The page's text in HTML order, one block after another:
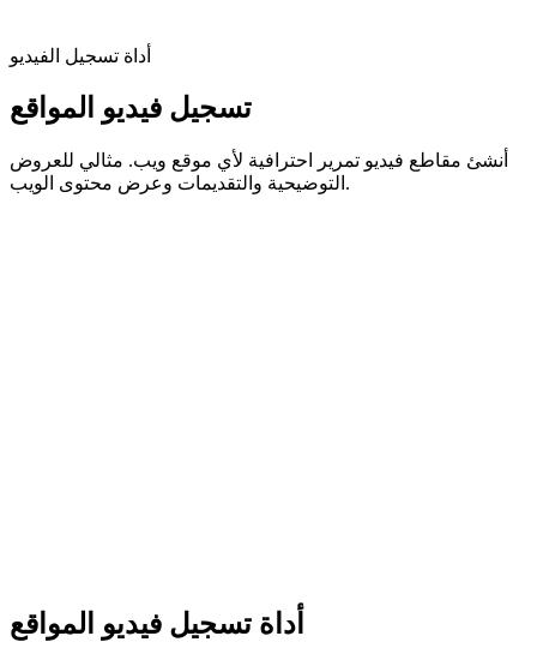
أداة تسجيل الفيديو
تسجيل فيديو المواقع
أنشئ مقاطع فيديو تمرير احترافية لأي موقع ويب. مثالي للعروض
التوضيحية والتقديمات وعرض محتوى الويب.
أداة تسجيل فيديو المواقع